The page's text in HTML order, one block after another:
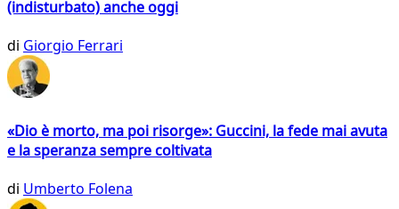
(indisturbato) anche oggi
di Giorgio Ferrari
«Dio è morto, ma poi risorge»: Guccini, la fede mai avuta
e la speranza sempre coltivata
di Umberto Folena